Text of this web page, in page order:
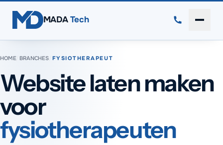
MADA Tech
HOME/ BRANCHES/ FYSIOTHERAPEUT
Website laten maken
voor
fysiotherapeuten